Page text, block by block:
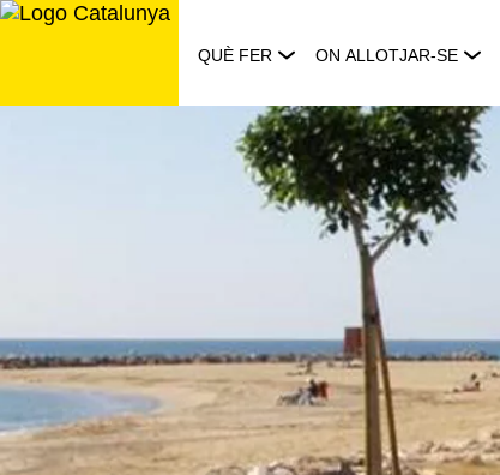
Saltar
QUÈ FER ON ALLOTJAR-SE